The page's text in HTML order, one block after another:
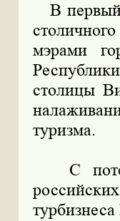
В первый
мэрами
столицы
туризма.
С